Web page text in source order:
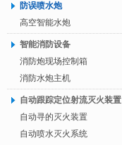
防误喷水炮
高空智能水炮
智能消防设备
消防炮现场控制箱
消防水炮主机
自动跟踪定位射流灭火装置
自动寻的灭火装置
自动喷水灭火系统